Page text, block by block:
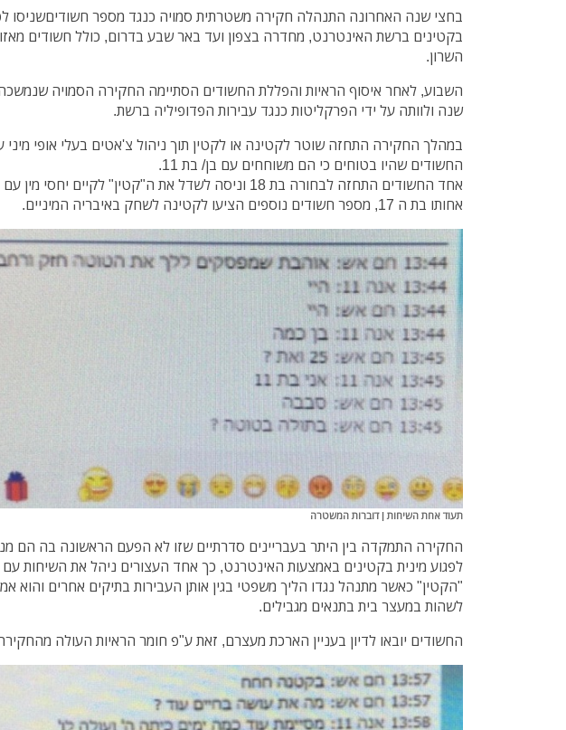
בחצי שנה האחרונה התנהלה חקירה משטרתית סמויה כנגד מספר חשודיםשניסו
בקטינים ברשת האינטרנט, מחדרה בצפון ועד באר שבע בדרום, כולל חשודים
השרון.
השבוע, לאחר איסוף הראיות והפללת החשודים הסתיימה החקירה הסמויה
שנה ולוותה על ידי הפרקליטות כנגד עבירות הפדופיליה ברשת.
במהלך החקירה התחזה שוטר לקטינה או לקטין תוך ניהול צ'אטים בעלי אופי מיני
החשודים שהיו בטוחים כי הם משוחחים עם בן/ בת 11.
אחד החשודים התחזה לבחורה בת 18 וניסה לשדל את ה"קטין" לקיים יחסי מין עם
אחותו בת ה 17, מספר חשודים נוספים הציעו לקטינה לשחק באיבריה המיניים.
תעוד אחת השיחות | דוברות המשטרה
החקירה התמקדה בין היתר בעבריינים סדרתיים שזו לא הפעם הראשונה בה הם
לפגוע מינית בקטינים באמצעות האינטרנט, כך אחד העצורים ניהל את השיחות עם
"הקטין" כאשר מתנהל נגדו הליך משפטי בגין אותן העבירות בתיקים אחרים והוא
לשהות במעצר בית בתנאים מגבילים.
החשודים יובאו לדיון בעניין הארכת מעצרם, זאת ע"פ חומר הראיות העולה